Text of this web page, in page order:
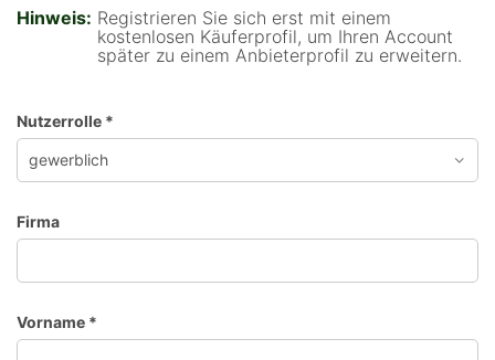
Hinweis: Registrieren Sie sich erst mit einem
kostenlosen Käuferprofil, um Ihren Account
später zu einem Anbieterprofil zu erweitern.
Nutzerrolle *
Firma
Vorname *